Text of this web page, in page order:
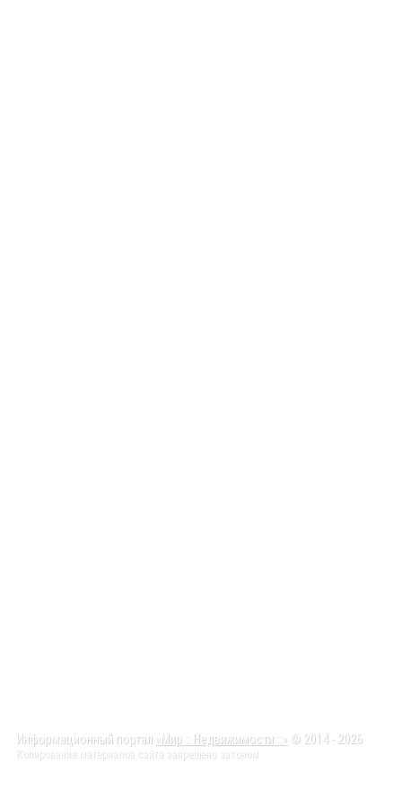
Информационный портал «Мир :: Недвижимости ::» © 2014 - 2026
Копирование материалов сайта запрещено законом.